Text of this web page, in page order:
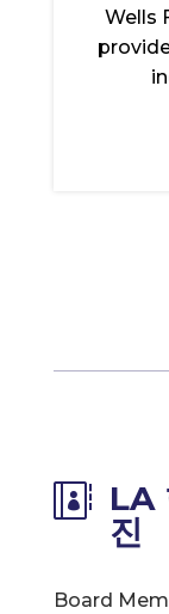
Wells
 LA
진
Board